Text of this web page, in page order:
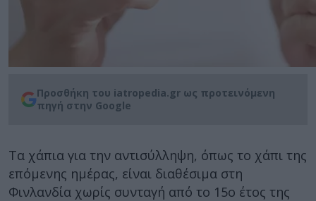
Προσθήκη του iatropedia.gr ως προτεινόμενη
πηγή στην Google
Τα χάπια για την αντισύλληψη, όπως το χάπι της
επόμενης ημέρας, είναι διαθέσιμα στη
Φινλανδία χωρίς συνταγή από το 15ο έτος της